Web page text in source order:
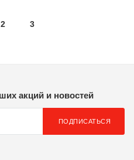
2 3
акций и новостей
ПОДПИСАТЬСЯ